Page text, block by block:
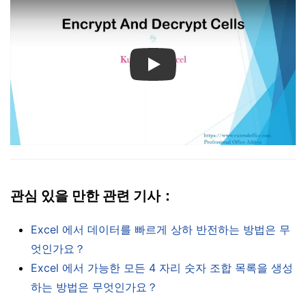
Play
관심 있을 만한 관련 기사：
Excel 에서 데이터를 빠르게 상하 반전하는 방법은 무
엇인가요？
Excel 에서 가능한 모든 4 자리 숫자 조합 목록을 생성
하는 방법은 무엇인가요？